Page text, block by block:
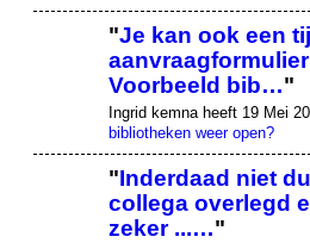
"Je kan ook een
Voorbeeld bib…"
Ingrid kemna heeft 19 Mei
bibliotheken weer open?
"Inderdaad niet
collega overlegd
zeker ...…"